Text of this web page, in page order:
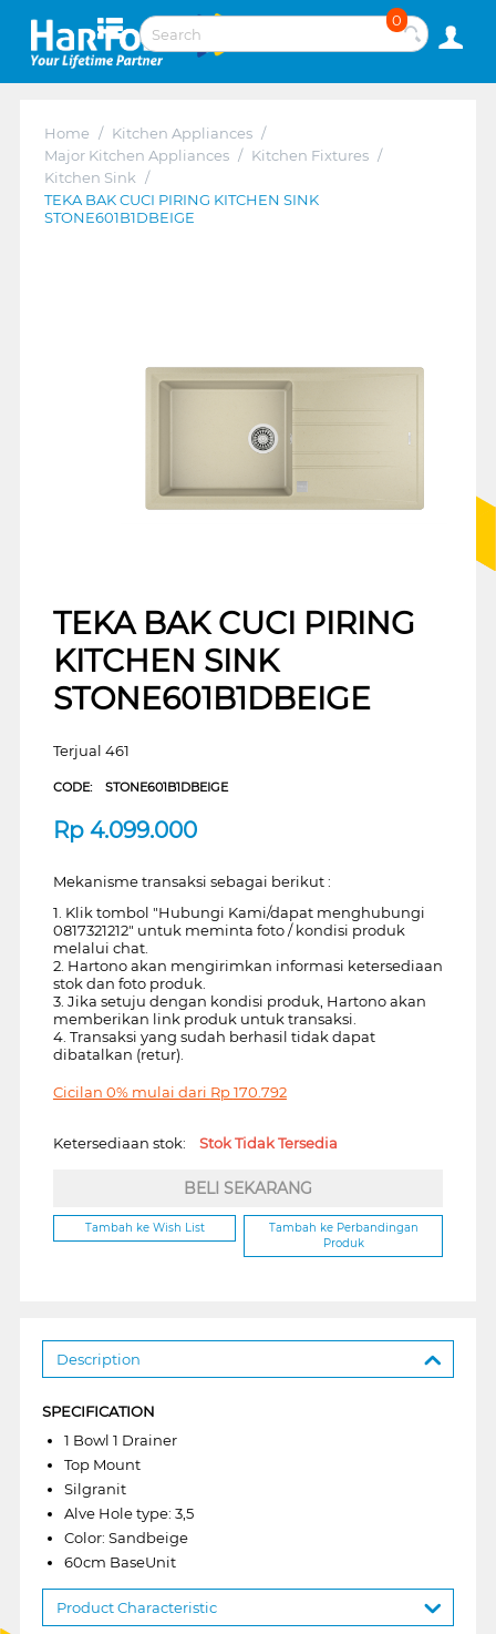
0
Home / Kitchen Appliances /
Major Kitchen Appliances / Kitchen Fixtures /
Kitchen Sink /
TEKA BAK CUCI PIRING KITCHEN SINK
STONE601B1DBEIGE
TEKA BAK CUCI PIRING
KITCHEN SINK
STONE601B1DBEIGE
Terjual 461
CODE: STONE601B1DBEIGE
Rp 4.099.000
Mekanisme transaksi sebagai berikut :
1. Klik tombol "Hubungi Kami/dapat menghubungi
0817321212" untuk meminta foto / kondisi produk
melalui chat.
2. Hartono akan mengirimkan informasi ketersediaan
stok dan foto produk.
3. Jika setuju dengan kondisi produk, Hartono akan
memberikan link produk untuk transaksi.
4. Transaksi yang sudah berhasil tidak dapat
dibatalkan (retur).
Cicilan 0% mulai dari Rp170.792
Ketersediaan stok: Stok Tidak Tersedia
BELI SEKARANG
Tambah ke Wish List
Tambah ke Perbandingan
Produk
Description
SPECIFICATION
1 Bowl 1 Drainer
Top Mount
Silgranit
Alve Hole type: 3,5
Color: Sandbeige
60cm BaseUnit
Product Characteristic